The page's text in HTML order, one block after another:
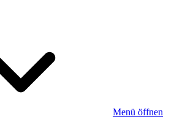
Menü öffnen